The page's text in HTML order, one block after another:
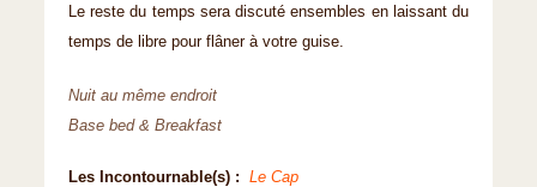
Le reste du temps sera discuté ensembles en laissant du
temps de libre pour flâner à votre guise.
Nuit au même endroit
Base bed & Breakfast
Les Incontournable(s) : Le Cap